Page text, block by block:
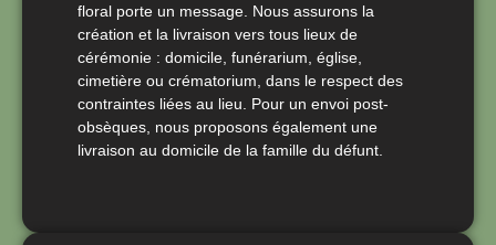
floral porte un message. Nous assurons la
création et la livraison vers tous lieux de
cérémonie : domicile, funérarium, église,
cimetière ou crématorium, dans le respect des
contraintes liées au lieu. Pour un envoi post-
obsèques, nous proposons également une
livraison au domicile de la famille du défunt.